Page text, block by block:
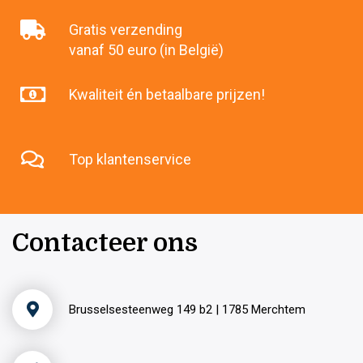
Gratis verzending
vanaf 50 euro (in België)
Kwaliteit én betaalbare prijzen!
Top klantenservice
Contacteer ons
Brusselsesteenweg 149 b2 | 1785 Merchtem